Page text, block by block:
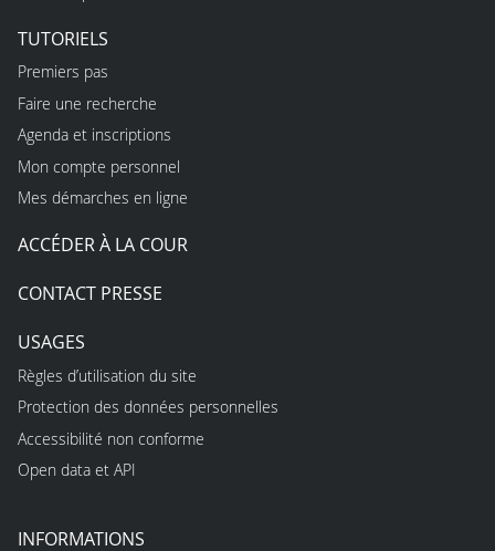
TUTORIELS
Premiers pas
Faire une recherche
Agenda et inscriptions
Mon compte personnel
Mes démarches en ligne
ACCÉDER À LA COUR
CONTACT PRESSE
USAGES
Règles d’utilisation du site
Protection des données personnelles
Accessibilité non conforme
Open data et API
INFORMATIONS